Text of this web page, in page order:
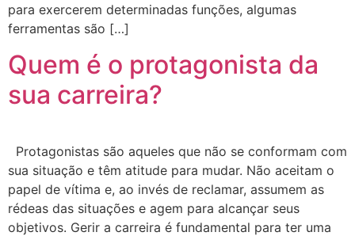
para exercerem determinadas funções, algumas
ferramentas são […]
Quem é o protagonista da
sua carreira?
Protagonistas são aqueles que não se conformam com
sua situação e têm atitude para mudar. Não aceitam o
papel de vítima e, ao invés de reclamar, assumem as
rédeas das situações e agem para alcançar seus
objetivos. Gerir a carreira é fundamental para ter uma